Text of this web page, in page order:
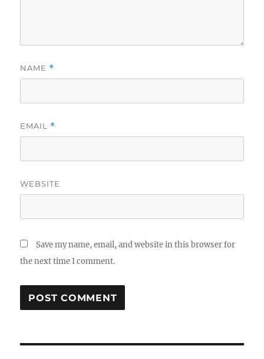
NAME *
EMAIL *
WEBSITE
Save my name, email, and website in this browser for
the next time I comment.